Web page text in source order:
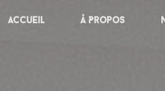
Accueil À Propos